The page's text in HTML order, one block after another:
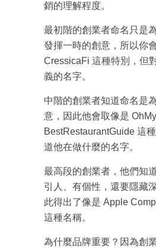
銷的理解程度。
最初階的創業者命名只是
發揮一時的創意，所以你
CressicaFi 這種特別，但
義的名字。
中階的創業者知道命名是
意，因此他會取像是
BestRestaurantGuide 這
道他在做什麼的名字。
最高段的創業者，他們知
引人、有個性，還要隱藏
此得出了像是 Apple
這種名稱。
為什麼品牌重要？因為創